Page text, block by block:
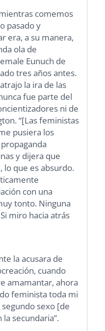
comemos
pasado y
era, a su manera,
ola de
Eunuch de
tres años antes.
la ira de las
fue parte del
ni de
“[Las feministas
pusiera los
y dijera que
lo que es absurdo.
con una
tonto. Ninguna
miro hacia atrás
la acusara de
cuando
amamantar, ahora
feminista toda mi
segundo sexo [de
secundaria”.